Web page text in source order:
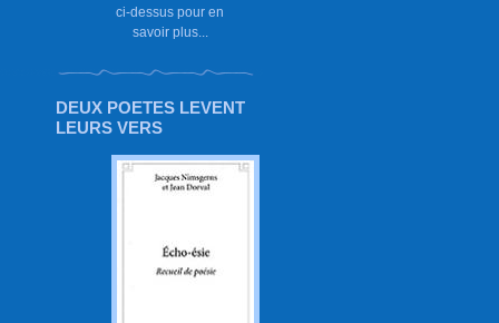
ci-dessus pour en
savoir plus...
DEUX POETES LEVENT
LEURS VERS